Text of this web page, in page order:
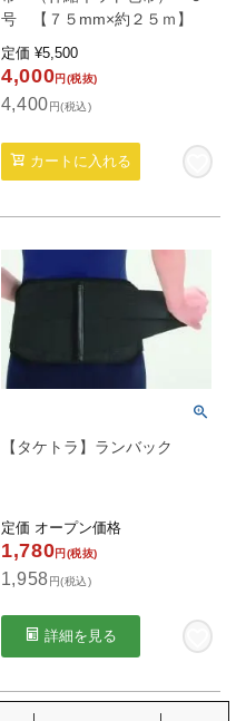
号 【７５mm×約２５ｍ】
定価 ¥5,500
4,000円(税抜)
4,400 円(税込)
カートに入れる
【タケトラ】ランバック
定価 オープン価格
1,780円(税抜)
1,958 円(税込)
詳細を見る